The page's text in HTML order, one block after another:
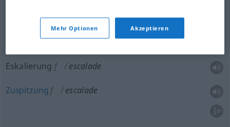
Eskalationf escalade
Eskalierung f escalade
Zuspitzung f escalade
Mehr Optionen Akzeptieren